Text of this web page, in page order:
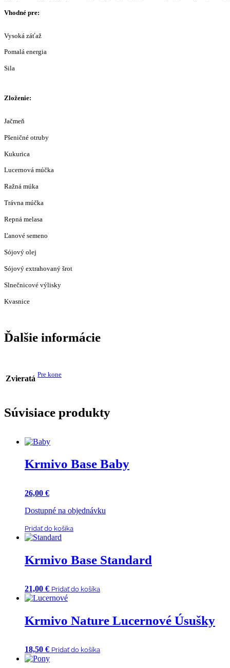
Vhodné pre:
Vysoká záťaž
Pomalá energia
Sila
Zloženie:
Jačmeň
Pšeničné otruby
Kukurica
Lucernová múčka
Ražná múka
Trávna múčka
Repná melasa
Ľanové semeno
Sójový olej
Sójový extrahovaný šrot
Slnečnicové výlisky
Kvasnice
Ďalšie informácie
Zvieratá Pre kone
Súvisiace produkty
Krmivo Base Baby
26,00 €
Dostupné na objednávku
Pridať do košíka
Krmivo Base Standard
21,00 € Pridať do košíka
Krmivo Nature Lucernové Úsušky
18,50 € Pridať do košíka